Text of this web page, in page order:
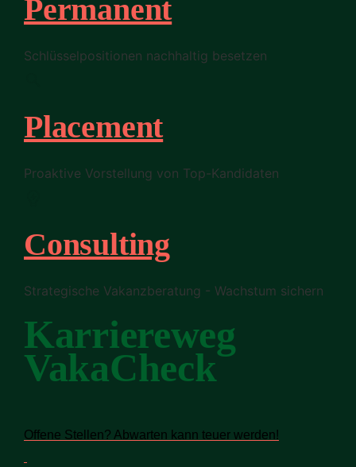
Permanent
Schlüsselpositionen nachhaltig besetzen
Placement
Proaktive Vorstellung von Top-Kandidaten
Consulting
Strategische Vakanzberatung - Wachstum sichern
Karriereweg
VakaCheck
Offene Stellen? Abwarten kann teuer werden!